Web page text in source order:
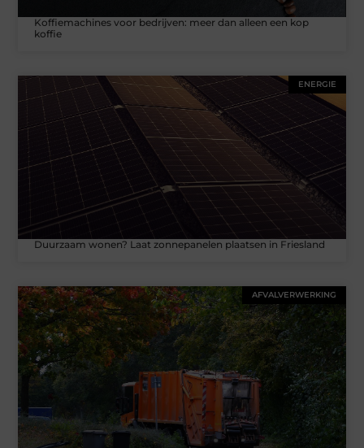
Koffiemachines voor bedrijven: meer dan alleen een kop
koffie
ENERGIE
Duurzaam wonen? Laat zonnepanelen plaatsen in Friesland
AFVALVERWERKING